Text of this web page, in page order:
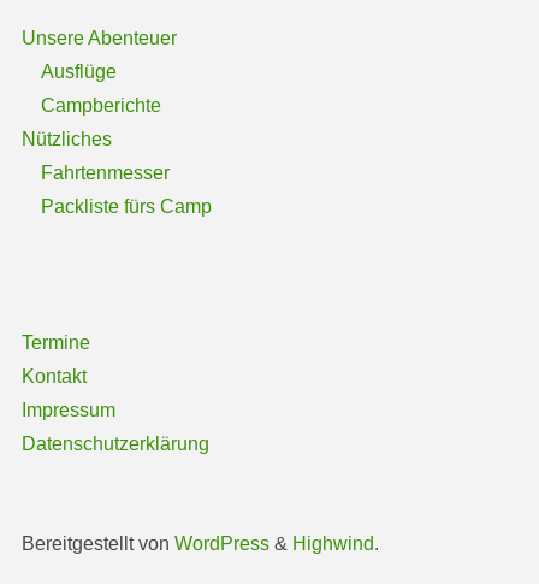
Unsere Abenteuer
Ausflüge
Campberichte
Nützliches
Fahrtenmesser
Packliste fürs Camp
Termine
Kontakt
Impressum
Datenschutzerklärung
Bereitgestellt von WordPress & Highwind.